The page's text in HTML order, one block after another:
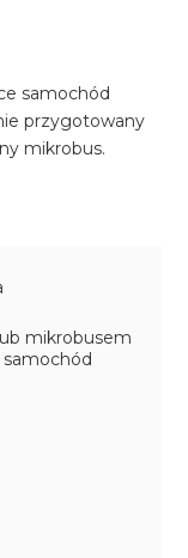
samochód
przygotowany
mikrobus.
mikrobusem
samochód